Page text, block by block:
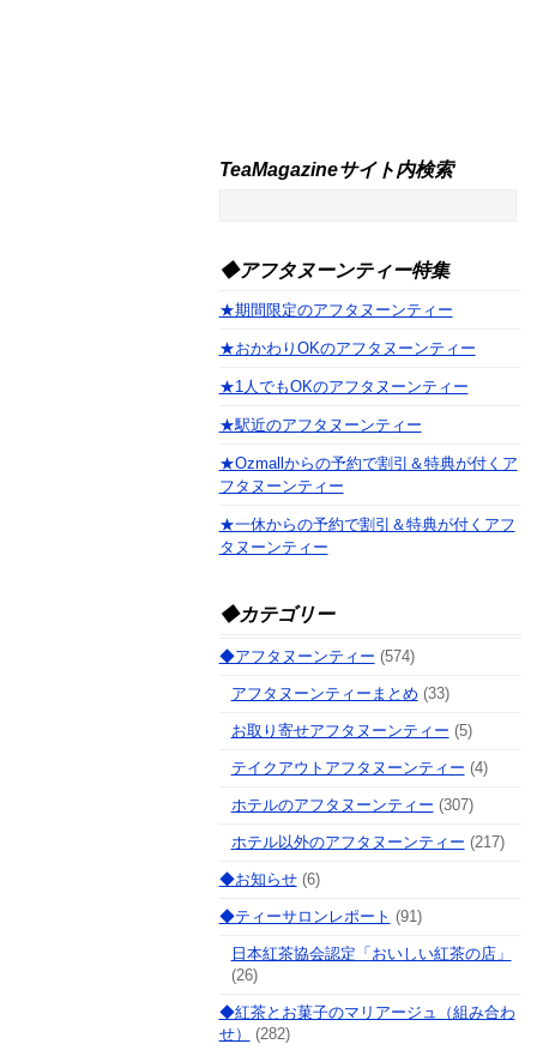
TeaMagazineサイト内検索
◆アフタヌーンティー特集
★期間限定のアフタヌーンティー
★おかわりOKのアフタヌーンティー
★1人でもOKのアフタヌーンティー
★駅近のアフタヌーンティー
★Ozmallからの予約で割引＆特典が付くア
フタヌーンティー
★一休からの予約で割引＆特典が付くアフ
タヌーンティー
◆カテゴリー
◆アフタヌーンティー (574)
アフタヌーンティーまとめ (33)
お取り寄せアフタヌーンティー (5)
テイクアウトアフタヌーンティー (4)
ホテルのアフタヌーンティー (307)
ホテル以外のアフタヌーンティー (217)
◆お知らせ(6)
◆ティーサロンレポート (91)
日本紅茶協会認定「おいしい紅茶の店」
(26)
◆紅茶とお菓子のマリアージュ（組み合わ
せ）
(282)